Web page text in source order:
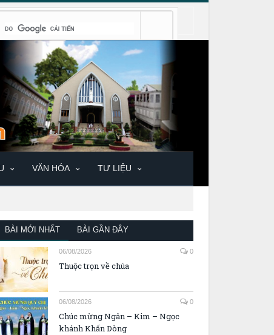
VĂN HÓA TƯ LIỆU
BÀI MỚI NHẤT BÀI GẦN ĐÂY
06/08/2026 0
Thuộc trọn về chúa
06/08/2026 0
Chúc mừng Ngân – Kim – Ngọc
khánh Khấn Dòng